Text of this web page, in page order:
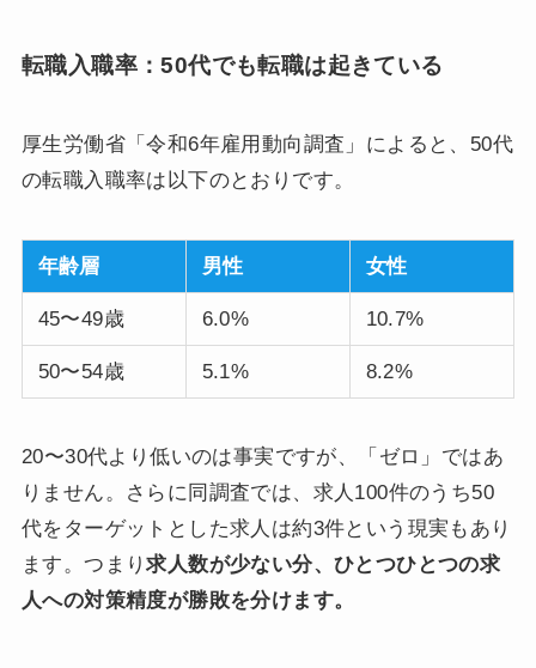
転職入職率：50代でも転職は起きている
厚生労働省「令和6年雇用動向調査」によると、50代
の転職入職率は以下のとおりです。
年齢層 男性 女性
45〜49歳 6.0% 10.7%
50〜54歳 5.1% 8.2%
20〜30代より低いのは事実ですが、「ゼロ」ではあ
りません。さらに同調査では、求人100件のうち50
代をターゲットとした求人は約3件という現実もあり
ます。つまり求人数が少ない分、ひとつひとつの求
人への対策精度が勝敗を分けます。